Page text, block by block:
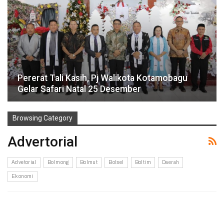
Pererat Tali Kasih, Pj Walikota Kotamobagu
Gelar Safari Natal 25 Desember
Browsing Category
Advertorial
Advetorial Bolmong Bolmut Bolsel Boltim Daerah
Ekonomi